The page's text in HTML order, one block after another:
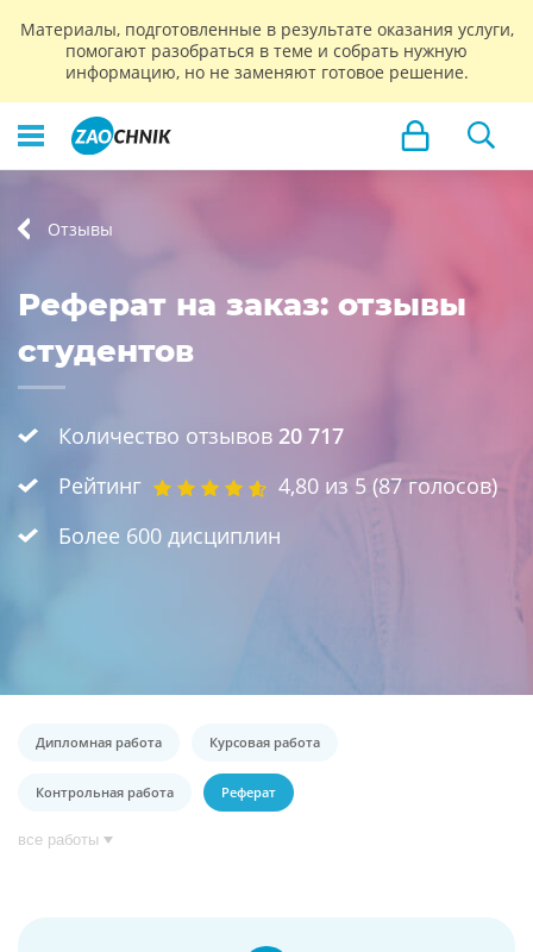
Материалы, подготовленные в результате оказания услуги,
помогают разобраться в теме и собрать нужную
информацию, но не заменяют готовое решение.
Отзывы
Реферат на заказ: отзывы
студентов
Количество отзывов 20 717
Рейтинг
4,80 из 5 (87голосов)
Более 600 дисциплин
Дипломная работа Курсовая работа
Контрольная работа Реферат
все работы